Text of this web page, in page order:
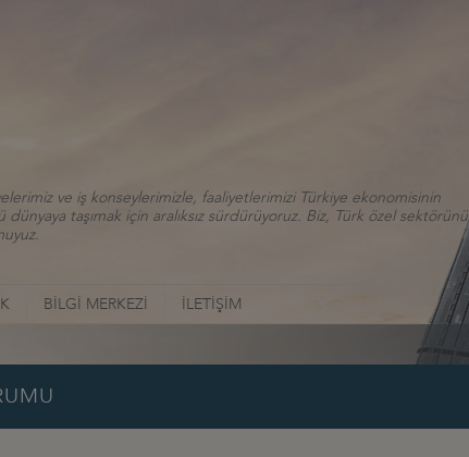
ve iş konseylerimizle, faaliyetlerimizi Türkiye ekonomisinin
taşımak için aralıksız sürdürüyoruz. Biz, Türk özel sektörünü
BİLGİ MERKEZİ İLETİŞİM